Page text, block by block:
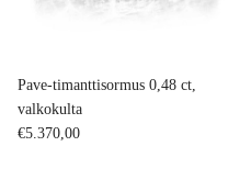
Pave-timanttisormus 0,48 ct,
valkokulta
Normaalihinta
€5.370,00